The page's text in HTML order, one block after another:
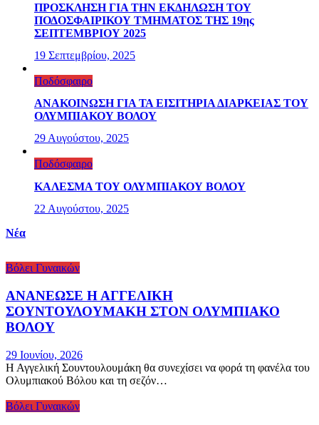
ΠΡΟΣΚΛΗΣΗ ΓΙΑ ΤΗΝ ΕΚΔΗΛΩΣΗ ΤΟΥ
ΠΟΔΟΣΦΑΙΡΙΚΟΥ ΤΜΗΜΑΤΟΣ ΤΗΣ 19ης
ΣΕΠΤΕΜΒΡΙΟΥ 2025
19 Σεπτεμβρίου, 2025
Ποδόσφαιρο
ΑΝΑΚΟΙΝΩΣΗ ΓΙΑ ΤΑ ΕΙΣΙΤΗΡΙΑ ΔΙΑΡΚΕΙΑΣ ΤΟΥ
ΟΛΥΜΠΙΑΚΟΥ ΒΟΛΟΥ
29 Αυγούστου, 2025
Ποδόσφαιρο
ΚΑΛΕΣΜΑ ΤΟΥ ΟΛΥΜΠΙΑΚΟΥ ΒΟΛΟΥ
22 Αυγούστου, 2025
Νέα
Βόλει Γυναικών
ΑΝΑΝΕΩΣΕ Η ΑΓΓΕΛΙΚΗ
ΣΟΥΝΤΟΥΛΟΥΜΑΚΗ ΣΤΟΝ ΟΛΥΜΠΙΑΚΟ
ΒΟΛΟΥ
29 Ιουνίου, 2026
Η Αγγελική Σουντουλουμάκη θα συνεχίσει να φορά τη φανέλα του
Ολυμπιακού Βόλου και τη σεζόν…
Βόλει Γυναικών